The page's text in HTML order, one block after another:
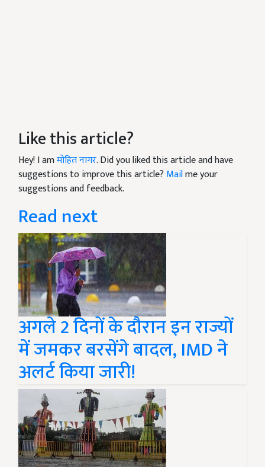
Like this article?
Hey! I amमोहित नागर. Did you liked this article and have
suggestions to improve this article? Mailme your
suggestions and feedback.
Read next
अगले 2 दिनों के दौरान इन राज्यों
में जमकर बरसेंगे बादल, IMD ने
अलर्ट किया जारी!